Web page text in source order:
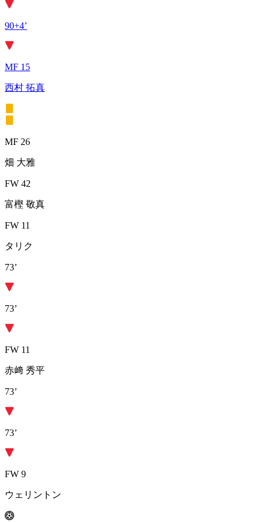
90+4’
MF 15
西村 拓真
MF 26
畑 大雅
FW 42
富樫 敬真
FW 11
タリク
73’
73’
FW 11
赤﨑 秀平
73’
73’
FW 9
ウェリントン